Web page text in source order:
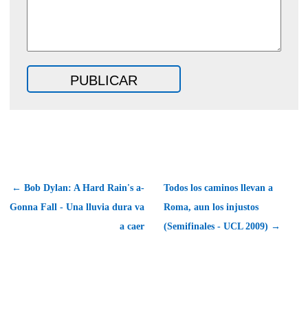
← Bob Dylan: A Hard Rain's a-
Gonna Fall - Una lluvia dura va
a caer
Todos los caminos llevan a
Roma, aun los injustos
(Semifinales - UCL 2009) →